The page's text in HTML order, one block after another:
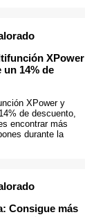
XPower
14% de
XPower y
de descuento,
encontrar más
durante la
Consigue más